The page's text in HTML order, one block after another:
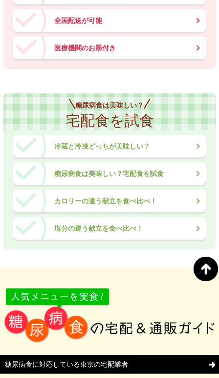
全国配送が可能
医療機関のお墨付き
糖尿病食は美味しい？
宅配食を試食
冷蔵と冷凍どっちが美味しい？
糖尿病食は美味しい？宅配食を試食
カロリーの違う献立を食べ比べ！
塩分の違う献立を食べ比べ！
糖尿病食に対応している東京の宅配業者